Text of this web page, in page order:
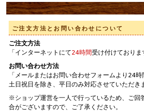
ご注文方法とお問い合わせについて
ご注文方法
「インターネットにて24時間受け付けておりま
お問い合わせ方法
「メールまたはお問い合わせフォームより24時
土日祝日を除き、平日のみ対応させていただき
※ショップ運営を一人で行っているため、ご
合がございますので、ご了承ください。